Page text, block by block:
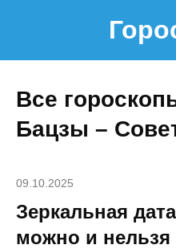
Все
Бацзы –
09.10.2025
Зеркальная
можно и нельзя